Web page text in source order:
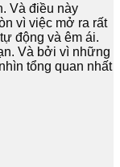
Và điều này
vì việc mở ra rất
động và êm ái.
Và bởi vì những
tổng quan nhất